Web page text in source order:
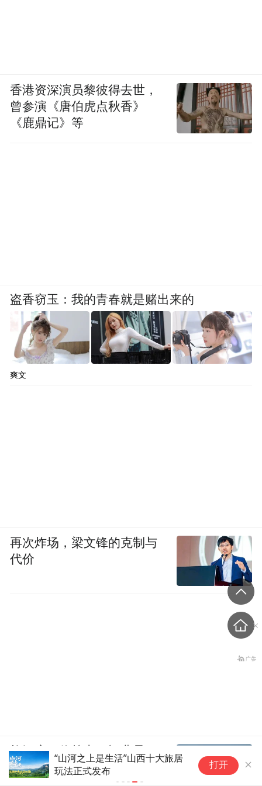
“山河之上是生活”山西十大旅居
玩法正式发布
打开
香港资深演员黎彼得去世，
曾参演《唐伯虎点秋香》
《鹿鼎记》等
盗香窃玉：我的青春就是赌出来的
爽文
再次炸场，梁文锋的克制与
代价
炸河床、停核电、运费暴
涨……百年一遇大旱席卷欧